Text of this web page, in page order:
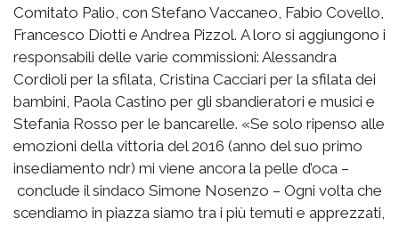
Comitato Palio, con Stefano Vaccaneo, Fabio Covello,
Francesco Diotti e Andrea Pizzol. A loro si aggiungono i
responsabili delle varie commissioni: Alessandra
Cordioli per la sfilata, Cristina Cacciari per la sfilata dei
bambini, Paola Castino per gli sbandieratori e musici e
Stefania Rosso per le bancarelle. «Se solo ripenso alle
emozioni della vittoria del 2016 (anno del suo primo
insediamento ndr) mi viene ancora la pelle d’oca –
conclude il sindaco Simone Nosenzo – Ogni volta che
scendiamo in piazza siamo tra i più temuti e apprezzati,